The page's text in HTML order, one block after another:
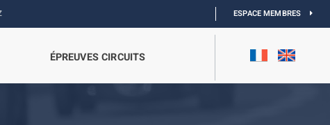
ESPACE MEMBRES
ÉPREUVES CIRCUITS